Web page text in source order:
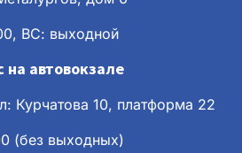
ВС: выходной
на автовокзале
Курчатова 10, платформа 22
(без выходных)